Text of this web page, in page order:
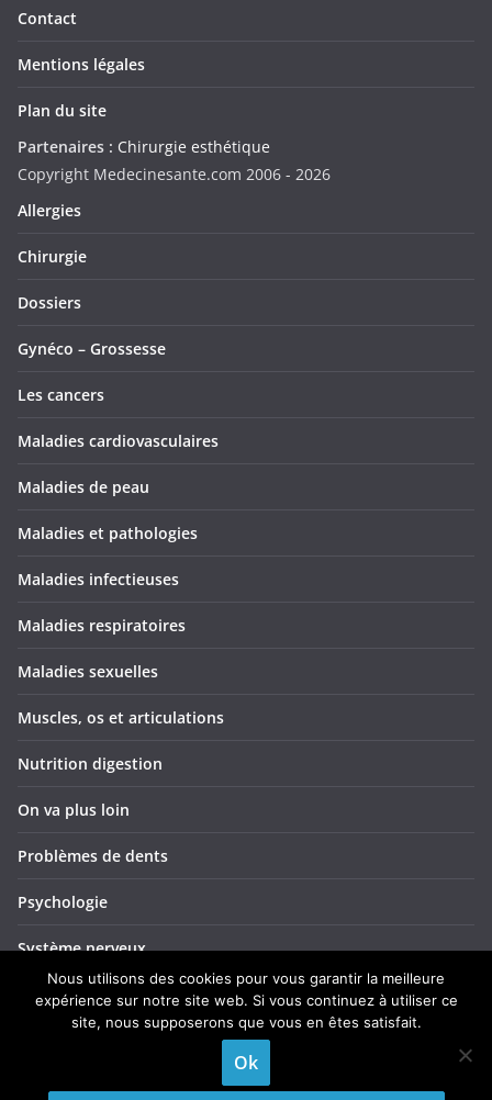
Contact
Mentions légales
Plan du site
Partenaires : Chirurgie esthétique
Copyright Medecinesante.com 2006 - 2026
Allergies
Chirurgie
Dossiers
Gynéco – Grossesse
Les cancers
Maladies cardiovasculaires
Maladies de peau
Maladies et pathologies
Maladies infectieuses
Maladies respiratoires
Maladies sexuelles
Muscles, os et articulations
Nutrition digestion
On va plus loin
Problèmes de dents
Psychologie
Système nerveux
Troubles ORL
Nous utilisons des cookies pour vous garantir la meilleure
expérience sur notre site web. Si vous continuez à utiliser ce
site, nous supposerons que vous en êtes satisfait.
Ok